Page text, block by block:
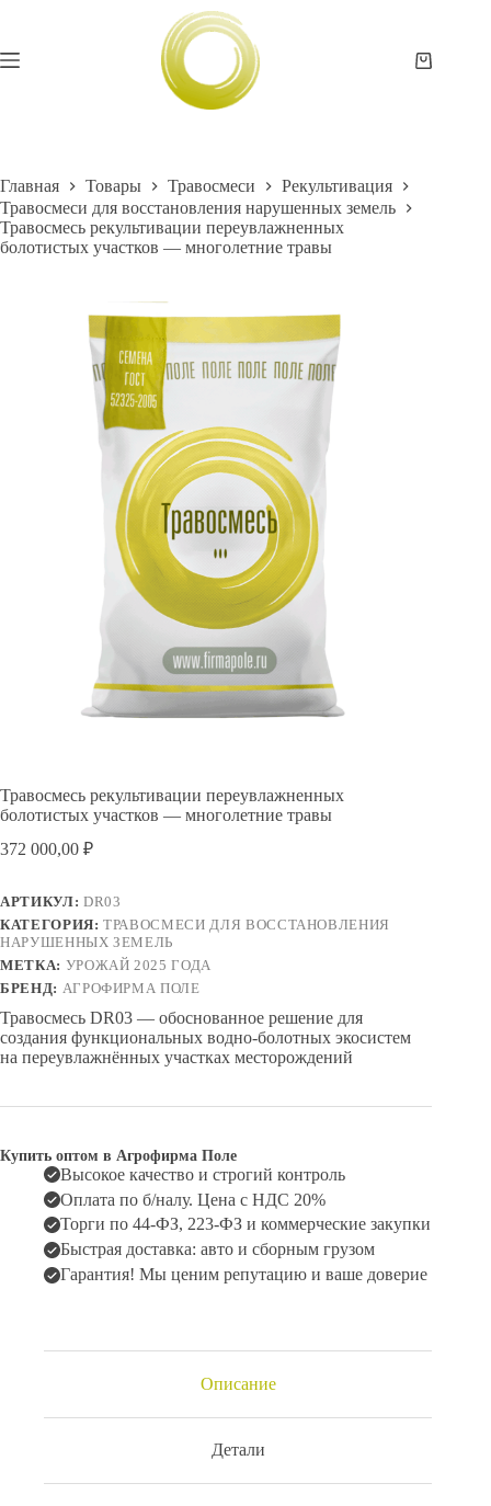
Корзина
Главная Товары Травосмеси
Рекультивация
Травосмеси для восстановления нарушенных земель
Травосмесь рекультивации переувлажненных
болотистых участков — многолетние травы
Травосмесь рекультивации переувлажненных
болотистых участков — многолетние травы
372 000,00 ₽
АРТИКУЛ: DR03
КАТЕГОРИЯ:ТРАВОСМЕСИ ДЛЯ ВОССТАНОВЛЕНИЯ
НАРУШЕННЫХ ЗЕМЕЛЬ
МЕТКА: УРОЖАЙ 2025 ГОДА
БРЕНД: АГРОФИРМА ПОЛЕ
Травосмесь DR03 — обоснованное решение для
создания функциональных водно-болотных экосистем
на переувлажнённых участках месторождений
Купить оптом в Агрофирма Поле
Высокое качество и строгий контроль
Оплата по б/налу. Цена с НДС 20%
Торги по 44-ФЗ, 223-ФЗ и коммерческие закупки
Быстрая доставка: авто и сборным грузом
Гарантия! Мы ценим репутацию и ваше доверие
Описание
Детали